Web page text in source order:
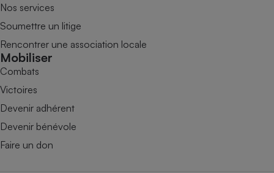
Nos services
Soumettre un litige
Rencontrer une association locale
Mobiliser
Combats
Victoires
Devenir adhérent
Devenir bénévole
Faire un don